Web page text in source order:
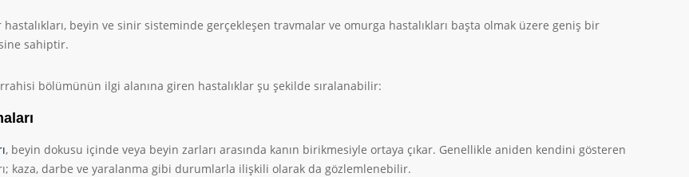
beyin ve sinir sisteminde gerçekleşen travmalar ve omurga hastalıkları başta olmak üzere geniş bir
sahiptir.
bölümünün ilgi alanına giren hastalıklar şu şekilde sıralanabilir:
, beyin dokusu içinde veya beyin zarları arasında kanın birikmesiyle ortaya çıkar. Genellikle aniden kendini gösteren
kaza, darbe ve yaralanma gibi durumlarla ilişkili olarak da gözlemlenebilir.